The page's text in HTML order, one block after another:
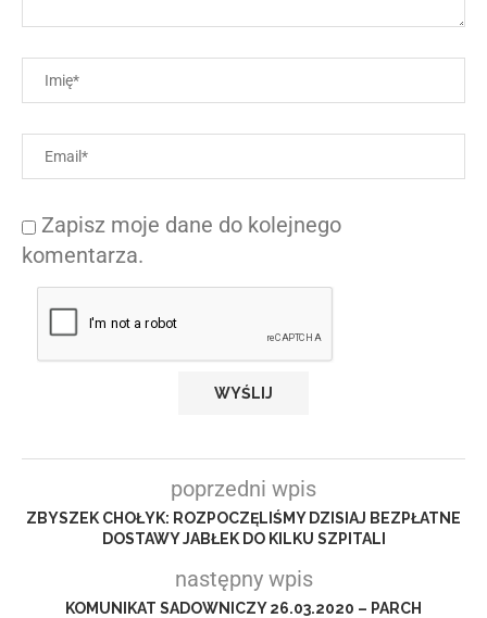
Zapisz moje dane do kolejnego
komentarza.
poprzedni wpis
ZBYSZEK CHOŁYK: ROZPOCZĘLIŚMY DZISIAJ BEZPŁATNE
DOSTAWY JABŁEK DO KILKU SZPITALI
następny wpis
KOMUNIKAT SADOWNICZY 26.03.2020 – PARCH